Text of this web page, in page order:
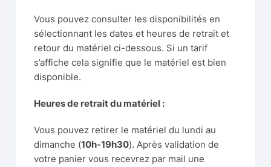
Vous pouvez consulter les disponibilités en
sélectionnant les dates et heures de retrait et
retour du matériel ci-dessous. Si un tarif
s’affiche cela signifie que le matériel est bien
disponible.
Heures de retrait du matériel :
Vous pouvez retirer le matériel du lundi au
dimanche (10h-19h30). Après validation de
votre panier vous recevrez par mail une